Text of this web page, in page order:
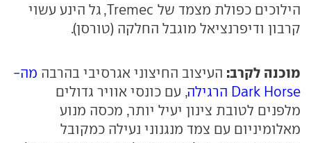
הילוכים כפולת מצמד של Tremec, גל הינע עשוי
קרבון ודיפרנציאל מוגבל החלקה (טורסן).
מוכנה לקרב: העיצוב החיצוני אגרסיבי בהרבה מה-
Dark Horse הרגילה
, עם כונסי אוויר גדולים
מלפנים לטובת צינון יעיל יותר, מכסה מנוע
מאלומיניום עם צמד מנגנוני נעילה כמקובל